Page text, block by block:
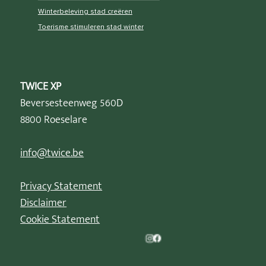
Winterbeleving stad creëren
Toerisme stimuleren stad winter
TWICE XP
Beversesteenweg 560D
8800 Roeselare
info@twice.be
Privacy Statement
Disclaimer
Cookie Statement